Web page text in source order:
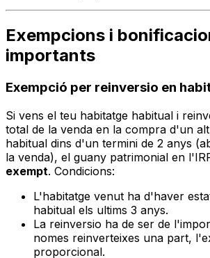
Exempcions i
importants
Exempció per reinversio en
Si vens el teu habitatge habitual i
total de la venda en la compra d'un
habitual dins d'un termini de 2 anys
la venda), el guany patrimonial en
exempt. Condicions:
L'habitatge venut ha d'haver
habitual els ultims 3 anys.
La reinversio ha de ser de
nomes reinverteixes una part,
proporcional.